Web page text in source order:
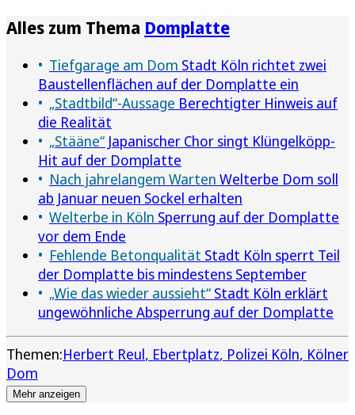
Alles zum Thema Domplatte
Tiefgarage am Dom Stadt Köln richtet zwei
Baustellenflächen auf der Domplatte ein
„Stadtbild“-Aussage Berechtigter Hinweis auf
die Realität
„Stääne“ Japanischer Chor singt Klüngelköpp-
Hit auf der Domplatte
Nach jahrelangem Warten Welterbe Dom soll
ab Januar neuen Sockel erhalten
Welterbe in Köln Sperrung auf der Domplatte
vor dem Ende
Fehlende Betonqualität Stadt Köln sperrt Teil
der Domplatte bis mindestens September
„Wie das wieder aussieht“ Stadt Köln erklärt
ungewöhnliche Absperrung auf der Domplatte
Themen:Herbert Reul Ebertplatz Polizei Köln Kölner
Dom
Mehr anzeigen